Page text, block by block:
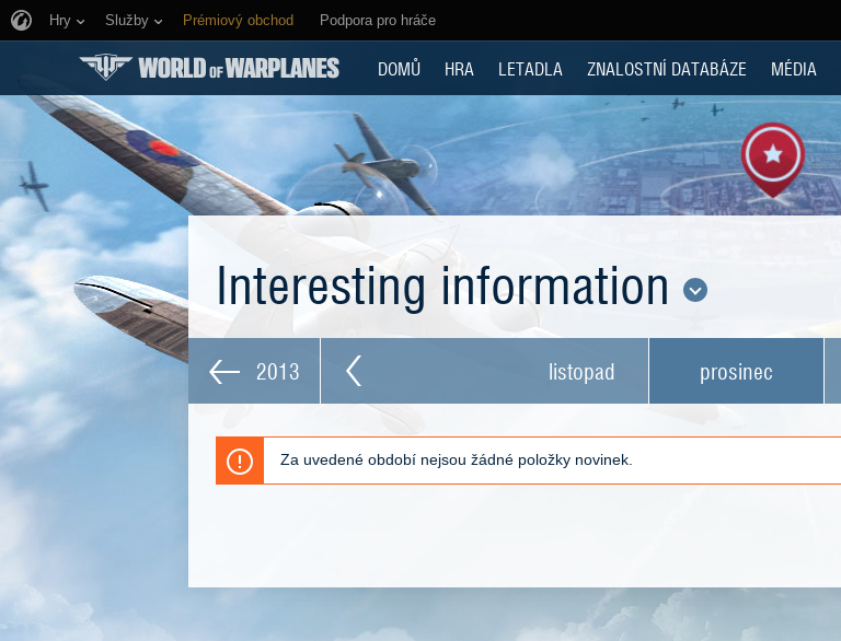
Hry Služby Prémiový obchod Podpora pro hráče
DOMŮ HRA LETADLA ZNALOSTNÍ DATABÁZE MÉDIA
Interesting information
2013 listopad prosinec
Za uvedené období nejsou žádné položky novinek.